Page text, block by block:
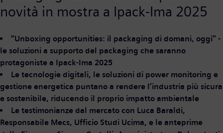
novità in mostra a Ipack-Ima 2025
“Unboxing opportunities: il packaging di domani, oggi” -
le soluzioni a supporto del packaging che saranno
protagoniste a Ipack-Ima 2025
Le tecnologie digitali, le soluzioni di power monitoring e
gestione energetica puntano a rendere l’industria più sicura
e sostenibile, riducendo il proprio impatto ambientale
Le testimonianze dal mercato con Luca Baraldi,
Responsabile Mecs, Ufficio Studi Ucima, e le anteprime